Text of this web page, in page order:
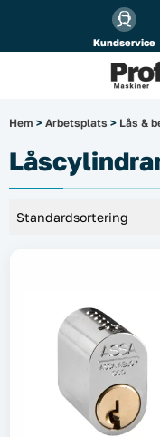
Kundservice
Alla
El & belysning
Garage & verkstad
Laserinstrument
Lyft, transport &
Hem > Arbetsplats > Lås &